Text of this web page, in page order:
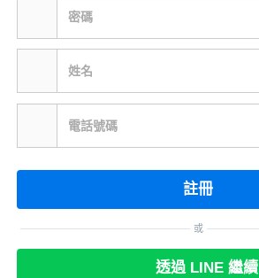
密碼
姓名
電話號碼
註冊
或
透過 LINE 繼續